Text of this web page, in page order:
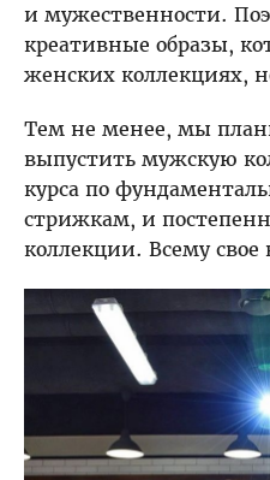
и мужественности.
креативные образы,
женских коллекциях,
Тем не менее, мы
выпустить мужскую
курса по
стрижкам, и
коллекции. Всему свое